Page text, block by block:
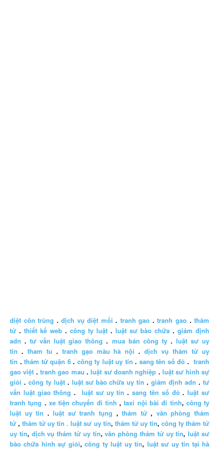
diệt côn trùng .dịch vụ diệt mối . tranh gao .tranh gao .thám
tử . thiết kế web . công ty luật . luật sư bào chữa . giám định
adn .tư vấn luật giao thông . mua bán công ty. luật sư uy
tín . tham tu . tranh gạo màu hà nội .dịch vụ thám tử uy
tín .thám tử quận 6. công ty luật uy tín . sang tên sổ đỏ .tranh
gao việt .tranh gao mau .luật sư doanh nghiệp .luật sư hình sự
giỏi . công ty luật. luật sư bào chữa uy tín .giám định adn .tư
vấn luật giao thông . luật sư uy tín .sang tên sổ đỏ.luật sư
tranh tụng . xe tiện chuyến đi tỉnh ,taxi nội bài đi tỉnh, công ty
luật uy tín .luật sư tranh tụng ,thám tử, văn phòng thám
tử ,thám tử uy tín . luật sư uy tín, thám tử uy tín, công ty thám tử
uy tín, dịch vụ thám tử uy tín,văn phòng thám tử uy tín,luật sư
bào chữa hình sự giỏi,công ty luật uy tín, luật sư uy tín tại hà